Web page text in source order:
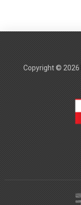
Copyright © 2026